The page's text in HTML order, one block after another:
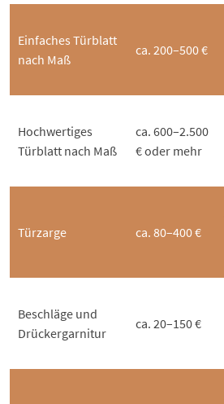
Einfaches Türblatt
nach Maß
ca. 200–500 €
Hochwertiges
Türblatt nach Maß
ca. 600–2.500
€ oder mehr
Türzarge ca. 80–400 €
Beschläge und
Drückergarnitur
ca. 20–150 €